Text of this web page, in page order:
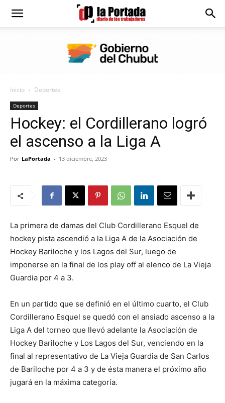
Diario
Portada
Inicio Deportes
Deportes
Hockey: el Cordillerano logró
el ascenso a la Liga A
Por LaPortada - 13 diciembre, 2023
La primera de damas del Club Cordillerano Esquel de
hockey pista ascendió a la Liga A de la Asociación de
Hockey Bariloche y los Lagos del Sur, luego de
imponerse en la final de los play off al elenco de La Vieja
Guardia por 4 a 3.
En un partido que se definió en el último cuarto, el Club
Cordillerano Esquel se quedó con el ansiado ascenso a la
Liga A del torneo que llevó adelante la Asociación de
Hockey Bariloche y Los Lagos del Sur, venciendo en la
final al representativo de La Vieja Guardia de San Carlos
de Bariloche por 4 a 3 y de ésta manera el próximo año
jugará en la máxima categoría.